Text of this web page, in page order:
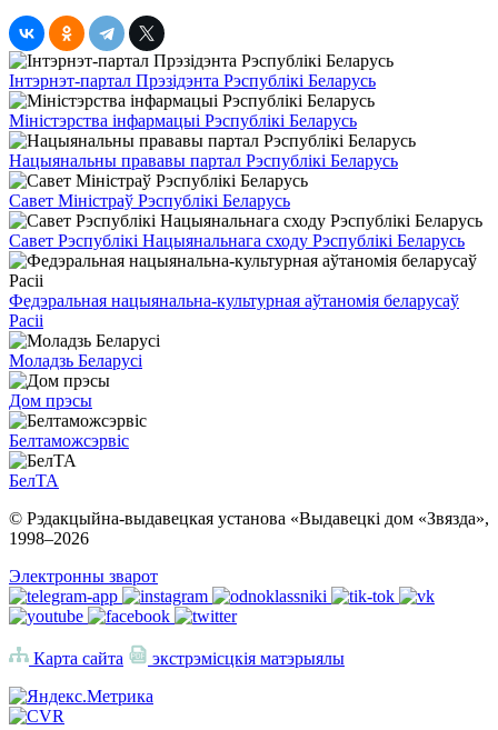
Інтэрнэт-партал Прэзідэнта Рэспублікі Беларусь
Міністэрства інфармацыі Рэспублікі Беларусь
Нацыянальны прававы партал Рэспублікі Беларусь
Савет Міністраў Рэспублікі Беларусь
Савет Рэспублікі Нацыянальнага сходу Рэспублікі Беларусь
Федэральная нацыянальна-культурная аўтаномія беларусаў
Расіі
Моладзь Беларусі
Дом прэсы
Белтаможсэрвіс
БелТА
© Рэдакцыйна-выдавецкая установа «Выдавецкі дом «Звязда»,
1998–2026
Электронны зварот
Карта сайта экстрэмісцкія матэрыялы